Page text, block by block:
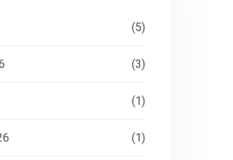
(5)
(3)
(1)
(1)